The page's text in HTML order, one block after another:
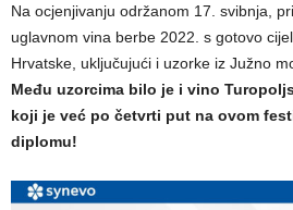
Na ocjenjivanju održanom 17. svibnja,
uglavnom vina berbe 2022. s gotovo
Hrvatske, uključujući i uzorke iz Južno
Među uzorcima bilo je i vino
koji je već po četvrti put na ovom
diplomu!